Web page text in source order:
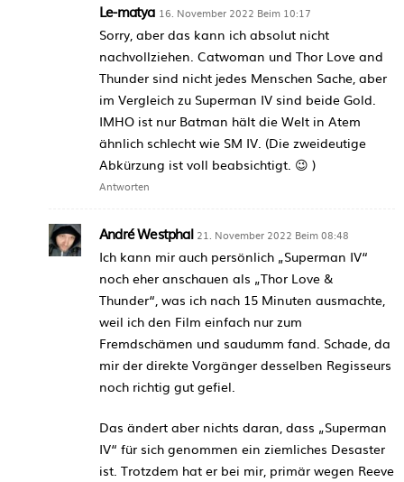
Le-matya 16. November 2022 Beim 10:17
Sorry, aber das kann ich absolut nicht
nachvollziehen. Catwoman und Thor Love and
Thunder sind nicht jedes Menschen Sache, aber
im Vergleich zu Superman IV sind beide Gold.
IMHO ist nur Batman hält die Welt in Atem
ähnlich schlecht wie SM IV. (Die zweideutige
Abkürzung ist voll beabsichtigt. 😉 )
Antworten
André Westphal 21. November 2022 Beim 08:48
Ich kann mir auch persönlich „Superman IV“
noch eher anschauen als „Thor Love &
Thunder“, was ich nach 15 Minuten ausmachte,
weil ich den Film einfach nur zum
Fremdschämen und saudumm fand. Schade, da
mir der direkte Vorgänger desselben Regisseurs
noch richtig gut gefiel.
Das ändert aber nichts daran, dass „Superman
IV“ für sich genommen ein ziemliches Desaster
ist. Trotzdem hat er bei mir, primär wegen Reeve